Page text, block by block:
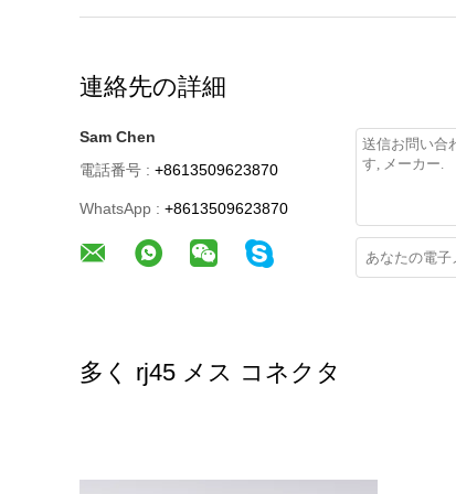
連絡先の詳細
Sam Chen
電話番号 : +8613509623870
WhatsApp : +8613509623870
多く rj45 メス コネクタ